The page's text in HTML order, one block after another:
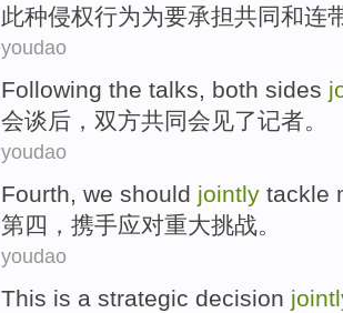
此种侵权行为为要承担共同和连
youdao
Following the talks, both sides
会谈后， 双方共同会见了记者。
youdao
Fourth, we should jointly tackle
第四 ， 携手应对重大挑战。
youdao
This is a strategic decision